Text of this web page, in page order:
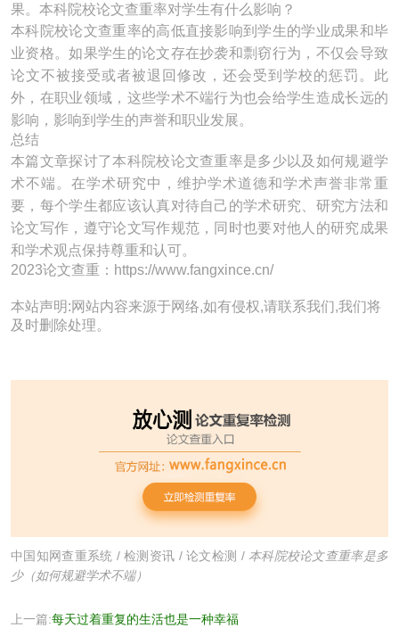
果。本科院校论文查重率对学生有什么影响？
本科院校论文查重率的高低直接影响到学生的学业成果和毕
业资格。如果学生的论文存在抄袭和剽窃行为，不仅会导致
论文不被接受或者被退回修改，还会受到学校的惩罚。此
外，在职业领域，这些学术不端行为也会给学生造成长远的
影响，影响到学生的声誉和职业发展。
总结
本篇文章探讨了本科院校论文查重率是多少以及如何规避学
术不端。在学术研究中，维护学术道德和学术声誉非常重
要，每个学生都应该认真对待自己的学术研究、研究方法和
论文写作，遵守论文写作规范，同时也要对他人的研究成果
和学术观点保持尊重和认可。
2023论文查重：https://www.fangxince.cn/
本站声明:网站内容来源于网络,如有侵权,请联系我们,我们将
及时删除处理。
中国知网查重系统 /检测资讯 / 论文检测 / 本科院校论文查重率是多
少（如何规避学术不端）
上一篇:每天过着重复的生活也是一种幸福